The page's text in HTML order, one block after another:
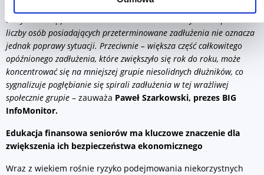
utrzymania są przeważnie stałe świadczenia emerytalne. Spadek
liczby osób posiadających przeterminowane zadłużenia nie oznacza
jednak poprawy sytuacji. Przeciwnie – większa część całkowitego
opóźnionego zadłużenia, które zwiększyło się rok do roku, może
koncentrować się na mniejszej grupie niesolidnych dłużników, co
sygnalizuje pogłębianie się spirali zadłużenia w tej wrażliwej
społecznie grupie – zauważa Paweł Szarkowski, prezes BIG
InfoMonitor.
Edukacja finansowa seniorów ma kluczowe znaczenie dla
zwiększenia ich bezpieczeństwa ekonomicznego
Wraz z wiekiem rośnie ryzyko podejmowania niekorzystnych